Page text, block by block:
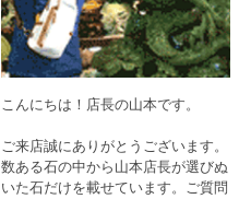
こんにちは！店長の山本です。
ご来店誠にありがとうございます。
数ある石の中から山本店長が選びぬ
いた石だけを載せています。ご質問